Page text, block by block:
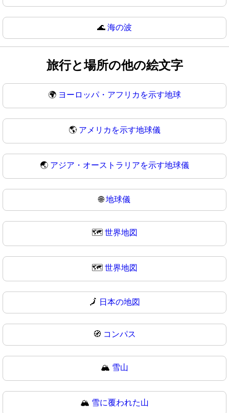
🌊 海の波
旅行と場所の他の絵文字
🌍 ヨーロッパ・アフリカを示す地球
🌎 アメリカを示す地球儀
🌏 アジア・オーストラリアを示す地球儀
🌐地球儀
🗺️ 世界地図
🗺 世界地図
🗾 日本の地図
🧭 コンパス
🏔️ 雪山
🏔 雪に覆われた山